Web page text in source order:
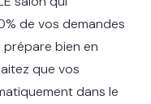
de vos demandes
prépare bien en
que vos
dans le